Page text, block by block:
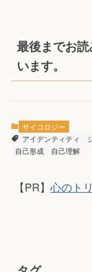
最後までお
います。
サイコロジー
アイデンティティ
自己形成
自己理解
【PR】心のト